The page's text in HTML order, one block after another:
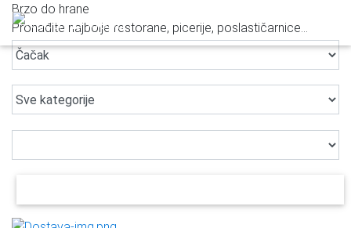
Brzo do hrane
Pronađite najbolje restorane, picerije, poslastičarnice...